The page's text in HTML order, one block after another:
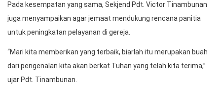
Pada kesempatan yang sama, Sekjend Pdt. Victor Tinambunan
juga menyampaikan agar jemaat mendukung rencana panitia
untuk peningkatan pelayanan di gereja.
“Mari kita memberikan yang terbaik, biarlah itu merupakan buah
dari pengenalan kita akan berkat Tuhan yang telah kita terima,”
ujar Pdt. Tinambunan.